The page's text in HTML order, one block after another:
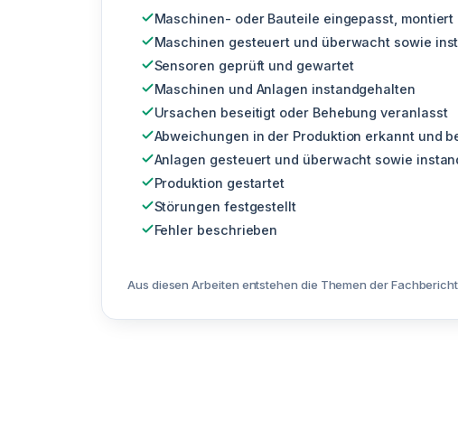
Maschinen- oder Bauteile eingepasst, montiert
Maschinen gesteuert und überwacht sowie
Sensoren geprüft und gewartet
Maschinen und Anlagen instandgehalten
Ursachen beseitigt oder Behebung veranlasst
Abweichungen in der Produktion erkannt und
Anlagen gesteuert und überwacht sowie
Produktion gestartet
Störungen festgestellt
Fehler beschrieben
Aus diesen Arbeiten entstehen die Themen der